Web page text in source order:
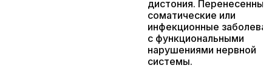
дистония. Перенесенные
соматические или
инфекционные
с функциональными
нарушениями нервной
системы.